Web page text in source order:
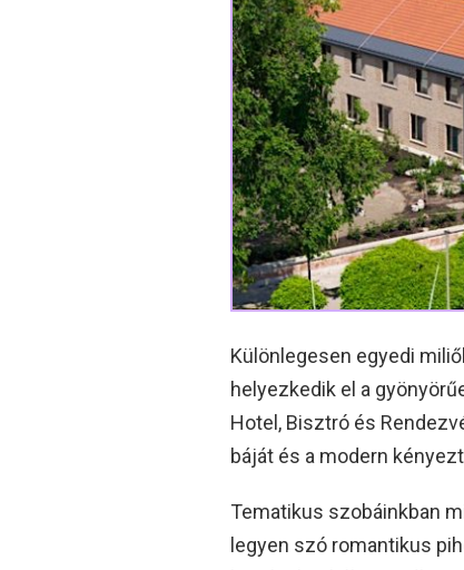
Különlegesen egyedi
helyezkedik el a
Hotel, Bisztró és
báját és a modern
Tematikus szobáinkban
legyen szó romantikus